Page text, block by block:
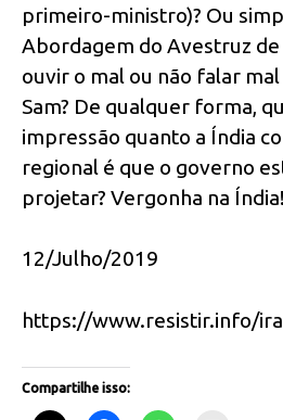
primeiro-ministro)? Ou
Abordagem do Avestruz de
ouvir o mal ou não falar
Sam? De qualquer forma,
impressão quanto a Índia
regional é que o governo
projetar? Vergonha na Índia!
12/Julho/2019
https://www.resistir.info/
Compartilhe isso: